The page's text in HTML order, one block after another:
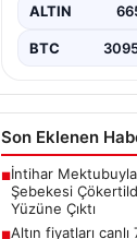
ALTIN
BTC
Son Eklenen
■İntihar
Şebekesi
Yüzüne Çıktı
■Altın fiyatları